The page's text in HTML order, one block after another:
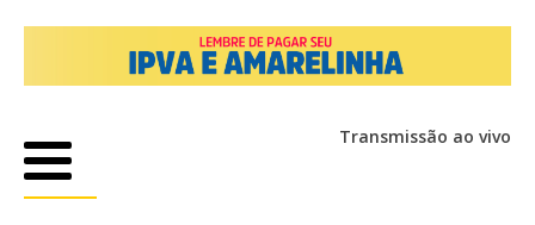
Transmissão ao vivo